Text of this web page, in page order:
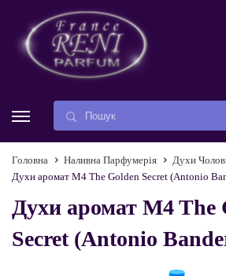
Головна Наливна Парфумерія Духи
Духи аромат M4 The Golden Secret (Antonio
Духи аромат M4 The
Secret (Antonio